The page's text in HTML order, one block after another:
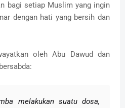
bagi setiap Muslim yang ingin
dengan hati yang bersih dan
oleh Abu Dawud dan
melakukan suatu dosa,